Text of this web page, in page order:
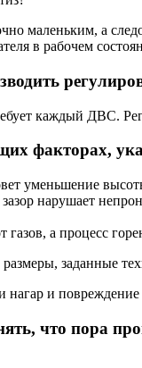
маленьким, а
в рабочем
каждый ДВС.
факторах,
уменьшение
нарушает
а процесс
заданные
нагар и
что пора